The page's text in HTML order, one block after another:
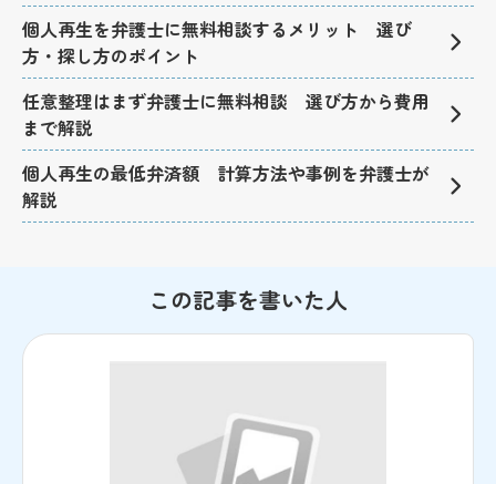
個人再生を弁護士に無料相談するメリット 選び
方・探し方のポイント
任意整理はまず弁護士に無料相談 選び方から費用
まで解説
個人再生の最低弁済額 計算方法や事例を弁護士が
解説
この記事を書いた人